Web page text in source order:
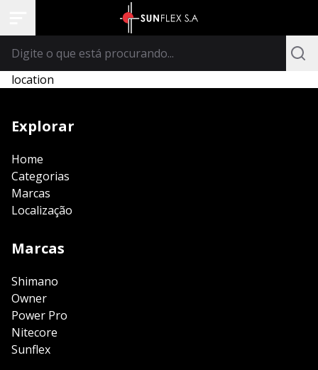
location
Explorar
Home
Categorias
Marcas
Localização
Marcas
Shimano
Owner
Power Pro
Nitecore
Sunflex